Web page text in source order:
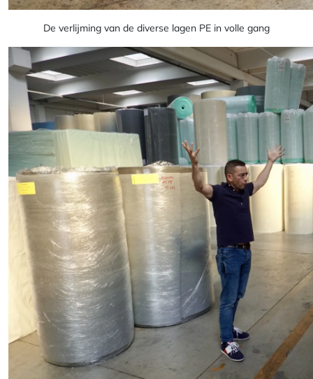
De verlijming van de diverse lagen PE in volle gang